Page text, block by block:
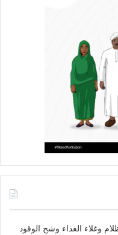
وغلاء الغذاء وشح الوقود